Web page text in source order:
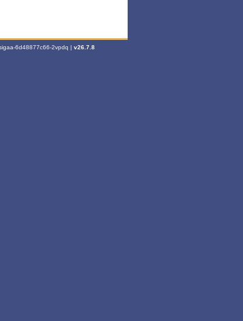
6d48877c66-2vpdq | v26.7.8